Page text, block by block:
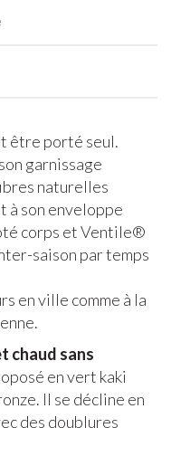
être porté seul.
garnissage
naturelles
à son enveloppe
corps et Ventile®
saison par temps
en ville comme à la
chaud sans
en vert kaki
Il se décline en
des doublures